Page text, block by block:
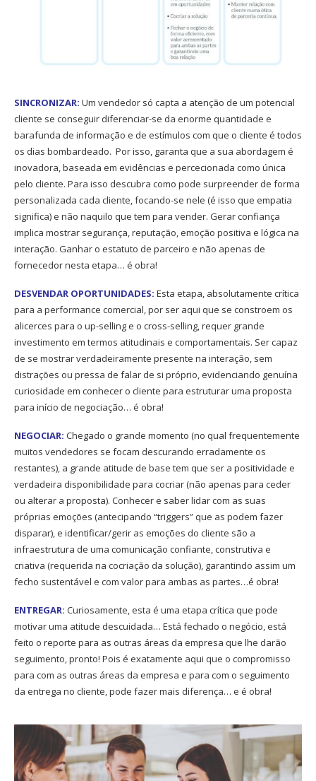
SINCRONIZAR: Um vendedor só capta a atenção de um potencial
cliente se conseguir diferenciar-se da enorme quantidade e
barafunda de informação e de estímulos com que o cliente é todos
os dias bombardeado. Por isso, garanta que a sua abordagem é
inovadora, baseada em evidências e percecionada como única
pelo cliente. Para isso descubra como pode surpreender de forma
personalizada cada cliente, focando-se nele (é isso que empatia
significa) e não naquilo que tem para vender. Gerar confiança
implica mostrar segurança, reputação, emoção positiva e lógica na
interação. Ganhar o estatuto de parceiro e não apenas de
fornecedor nesta etapa… é obra!
DESVENDAR OPORTUNIDADES: Esta etapa, absolutamente crítica
para a performance comercial, por ser aqui que se constroem os
alicerces para o up-selling e o cross-selling, requer grande
investimento em termos atitudinais e comportamentais. Ser capaz
de se mostrar verdadeiramente presente na interação, sem
distrações ou pressa de falar de si próprio, evidenciando genuína
curiosidade em conhecer o cliente para estruturar uma proposta
para início de negociação… é obra!
NEGOCIAR: Chegado o grande momento (no qual frequentemente
muitos vendedores se focam descurando erradamente os
restantes), a grande atitude de base tem que ser a positividade e
verdadeira disponibilidade para cocriar (não apenas para ceder
ou alterar a proposta). Conhecer e saber lidar com as suas
próprias emoções (antecipando “triggers” que as podem fazer
disparar), e identificar/gerir as emoções do cliente são a
infraestrutura de uma comunicação confiante, construtiva e
criativa (requerida na cocriação da solução), garantindo assim um
fecho sustentável e com valor para ambas as partes…é obra!
ENTREGAR: Curiosamente, esta é uma etapa crítica que pode
motivar uma atitude descuidada… Está fechado o negócio, está
feito o reporte para as outras áreas da empresa que lhe darão
seguimento, pronto! Pois é exatamente aqui que o compromisso
para com as outras áreas da empresa e para com o seguimento
da entrega no cliente, pode fazer mais diferença… e é obra!